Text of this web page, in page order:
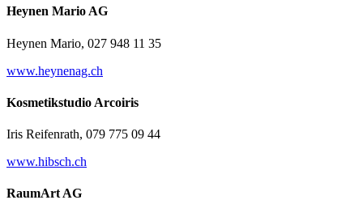
Heynen Mario AG
Heynen Mario, 027 948 11 35
www.heynenag.ch
Kosmetikstudio Arcoiris
Iris Reifenrath, 079 775 09 44
www.hibsch.ch
RaumArt AG